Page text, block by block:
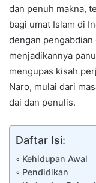
dan penuh makna,
bagi umat Islam di
dengan
menjadikannya
mengupas kisah
Naro, mulai dari
dai dan penulis.
Daftar Isi:
Kehidupan Awal
Pendidikan